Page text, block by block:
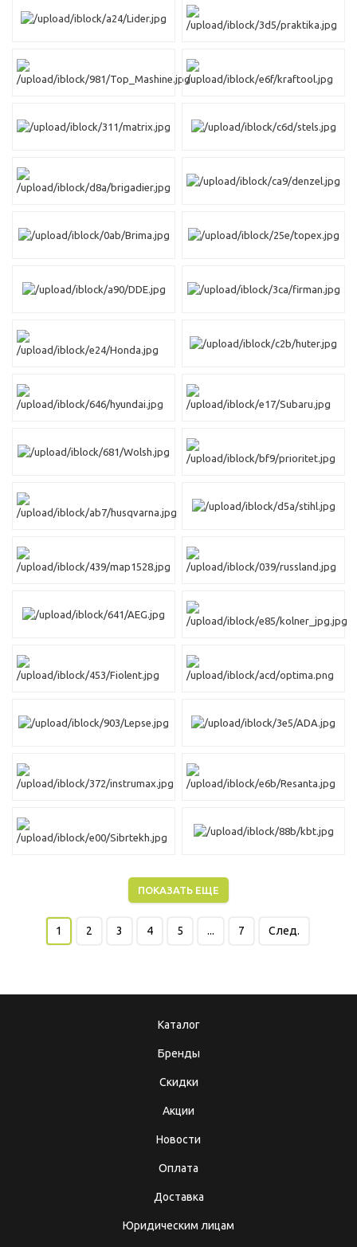
ПОКАЗАТЬ ЕЩЕ
1 2 3 4 5 ... 7 След.
Каталог
Бренды
Скидки
Акции
Новости
Оплата
Доставка
Юридическим лицам